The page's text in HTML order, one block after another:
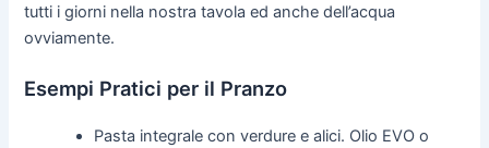
tutti i giorni nella nostra tavola ed anche dell’acqua
ovviamente.
Esempi Pratici per il Pranzo
Pasta integrale con verdure e alici. Olio EVO o